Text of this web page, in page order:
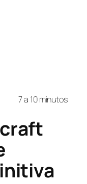
7 a 10 minutos